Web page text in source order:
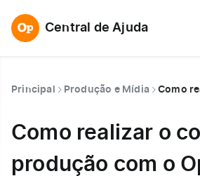
Central de Ajuda
Principal Produção e Mídia
Como realizar o
produção com o